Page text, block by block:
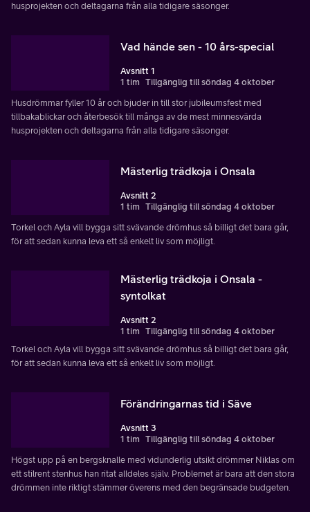
husprojekten och deltagarna från alla tidigare säsonger.
Vad hände sen - 10 års-special
Avsnitt 1
1 tim Tillgänglig till söndag 4 oktober
Husdrömmar fyller 10 år och bjuder in till stor jubileumsfest med
tillbakablickar och återbesök till många av de mest minnesvärda
husprojekten och deltagarna från alla tidigare säsonger.
Mästerlig trädkoja i Onsala
Avsnitt 2
1 tim Tillgänglig till söndag 4 oktober
Torkel och Ayla vill bygga sitt svävande drömhus så billigt det bara går,
för att sedan kunna leva ett så enkelt liv som möjligt.
Mästerlig trädkoja i Onsala -
syntolkat
Avsnitt 2
1 tim Tillgänglig till söndag 4 oktober
Torkel och Ayla vill bygga sitt svävande drömhus så billigt det bara går,
för att sedan kunna leva ett så enkelt liv som möjligt.
Förändringarnas tid i Säve
Avsnitt 3
1 tim Tillgänglig till söndag 4 oktober
Högst upp på en bergsknalle med vidunderlig utsikt drömmer Niklas om
ett stilrent stenhus han ritat alldeles själv. Problemet är bara att den stora
drömmen inte riktigt stämmer överens med den begränsade budgeten.